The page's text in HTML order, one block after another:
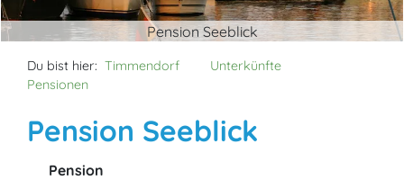
Pension Seeblick
Du bist hier: Timmendorf
Unterkünfte
Pensionen
Pension Seeblick
Pension